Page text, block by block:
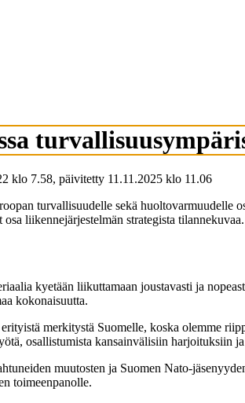
klo 7.58, päivitetty 11.11.2025 klo 11.06
turvallisuudelle sekä huoltovarmuudelle
liikennejärjestelmän strategista tilannekuvaa.
kyetään liikuttamaan joustavasti ja
kokonaisuutta.
merkitystä Suomelle, koska olemme
osallistumista kansainvälisiin harjoituksiin
muutosten ja Suomen Nato-
toimeenpanolle.